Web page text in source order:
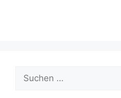
Suche
nach: